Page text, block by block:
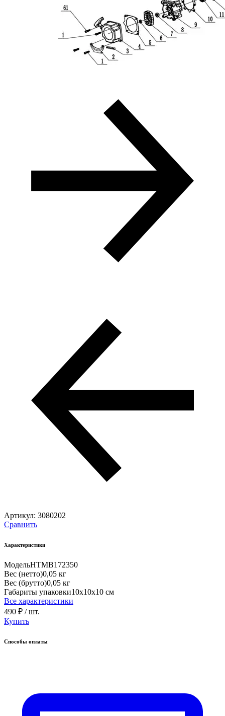
Артикул: 3080202
Сравнить
Характеристики
МодельHTMB172350
Вес (нетто)0,05 кг
Вес (брутто)0,05 кг
Габариты упаковки10х10х10 см
Все характеристики
490 ₽ / шт.
Купить
Способы оплаты